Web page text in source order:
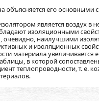
объясняется его
является воздух
изоляционными
наилучшими
и изоляционных
материала увеличивается
в которой
теплопроводности, т. е.